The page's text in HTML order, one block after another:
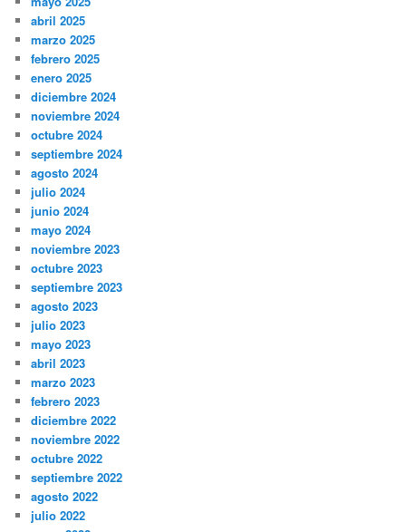
abril 2025
marzo 2025
febrero 2025
enero 2025
diciembre 2024
noviembre 2024
octubre 2024
septiembre 2024
agosto 2024
julio 2024
junio 2024
mayo 2024
noviembre 2023
octubre 2023
septiembre 2023
agosto 2023
julio 2023
mayo 2023
abril 2023
marzo 2023
febrero 2023
diciembre 2022
noviembre 2022
octubre 2022
septiembre 2022
agosto 2022
julio 2022